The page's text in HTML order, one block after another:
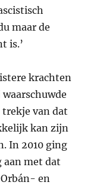
maar de
is.’
krachten
van dat
kan zijn
In 2010 ging
met dat
en